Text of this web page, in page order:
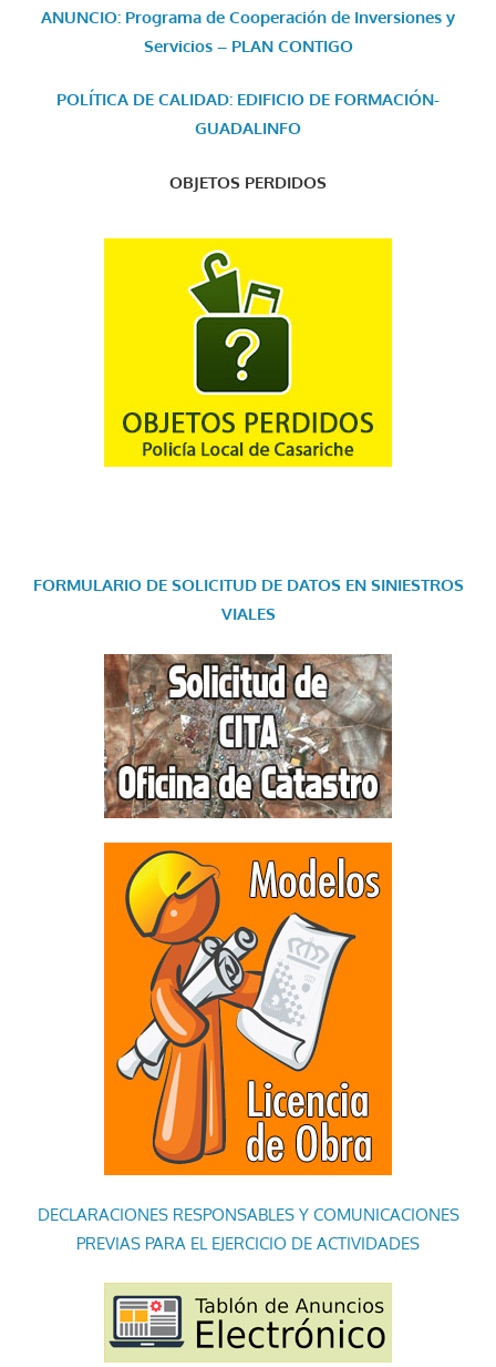
ANUNCIO: Programa de Cooperación de Inversiones y
Servicios – PLAN CONTIGO
POLÍTICA DE CALIDAD: EDIFICIO DE FORMACIÓN-
GUADALINFO
OBJETOS PERDIDOS
FORMULARIO DE SOLICITUD DE DATOS EN SINIESTROS
VIALES
DECLARACIONES RESPONSABLES Y COMUNICACIONES
PREVIAS PARA EL EJERCICIO DE ACTIVIDADES